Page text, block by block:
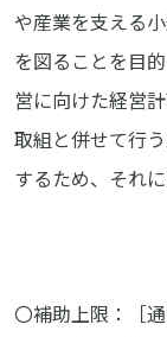
や産業を支える
を図ることを目
営に向けた経営
取組と併せて行
するため、それ
〇補助上限：［